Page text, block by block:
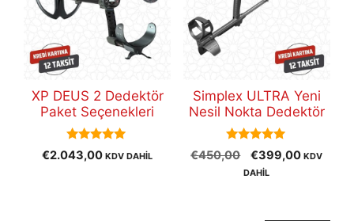
XP DEUS 2 Dedektör
Paket Seçenekleri
5.00
out of 5
€2.043,00 KDV DAHİL
Simplex ULTRA Yeni
Nesil Nokta Dedektör
5.00
out of 5
€450,00
Orijinal
fiyat:
€399,00Şu
KDV
DAHİL